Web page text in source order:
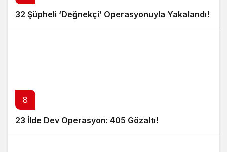
32 Şüpheli ‘Değnekçi’ Operasyonuyla Yakalandı!
8
23 İlde Dev Operasyon: 405 Gözaltı!